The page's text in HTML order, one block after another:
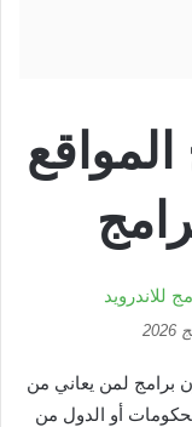
لفتح المواقع المحجوبة 2026 بدون برامج لمن يعاني من
أو الدول من